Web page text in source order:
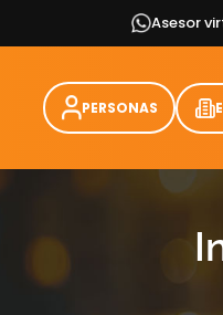
Asesor
PERSONAS